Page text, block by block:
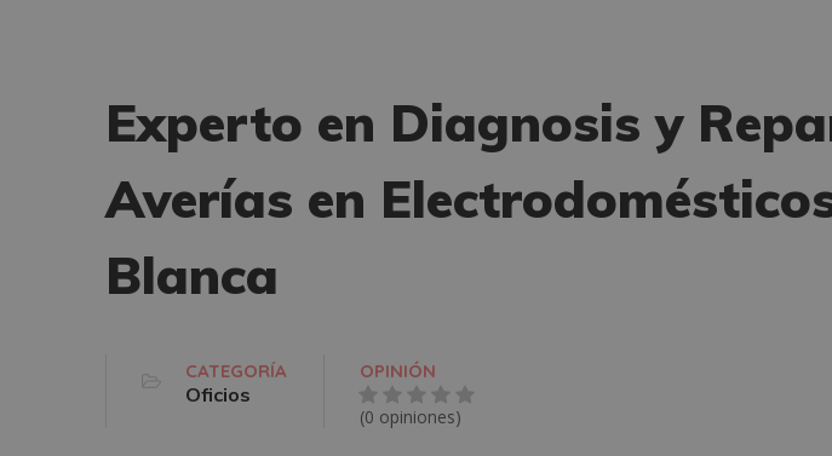
Experto en Diagnosis y
Averías en
Blanca
CATEGORÍA
Oficios
OPINIÓN
(0 opiniones)